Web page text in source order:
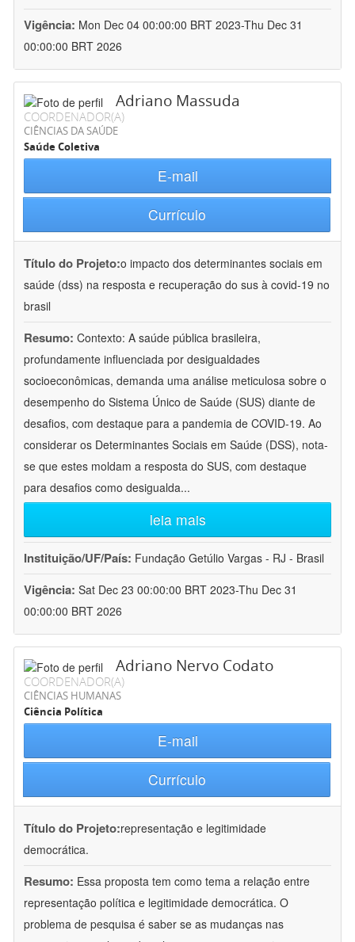
Vigência: Mon Dec 04 00:00:00 BRT 2023-Thu Dec 31
00:00:00 BRT 2026
Adriano Massuda
COORDENADOR(A)
CIÊNCIAS DA SAÚDE
Saúde Coletiva
E-mail
Currículo
Título do Projeto:o impacto dos determinantes sociais em
saúde (dss) na resposta e recuperação do sus à covid-19 no
brasil
Resumo: Contexto: A saúde pública brasileira,
profundamente influenciada por desigualdades
socioeconômicas, demanda uma análise meticulosa sobre o
desempenho do Sistema Único de Saúde (SUS) diante de
desafios, com destaque para a pandemia de COVID-19. Ao
considerar os Determinantes Sociais em Saúde (DSS), nota-
se que estes moldam a resposta do SUS, com destaque
para desafios como desigualda...
leia mais
Instituição/UF/País: Fundação Getúlio Vargas - RJ - Brasil
Vigência: Sat Dec 23 00:00:00 BRT 2023-Thu Dec 31
00:00:00 BRT 2026
Adriano Nervo Codato
COORDENADOR(A)
CIÊNCIAS HUMANAS
Ciência Política
E-mail
Currículo
Título do Projeto:representação e legitimidade
democrática.
Resumo: Essa proposta tem como tema a relação entre
representação política e legitimidade democrática. O
problema de pesquisa é saber se as mudanças nas